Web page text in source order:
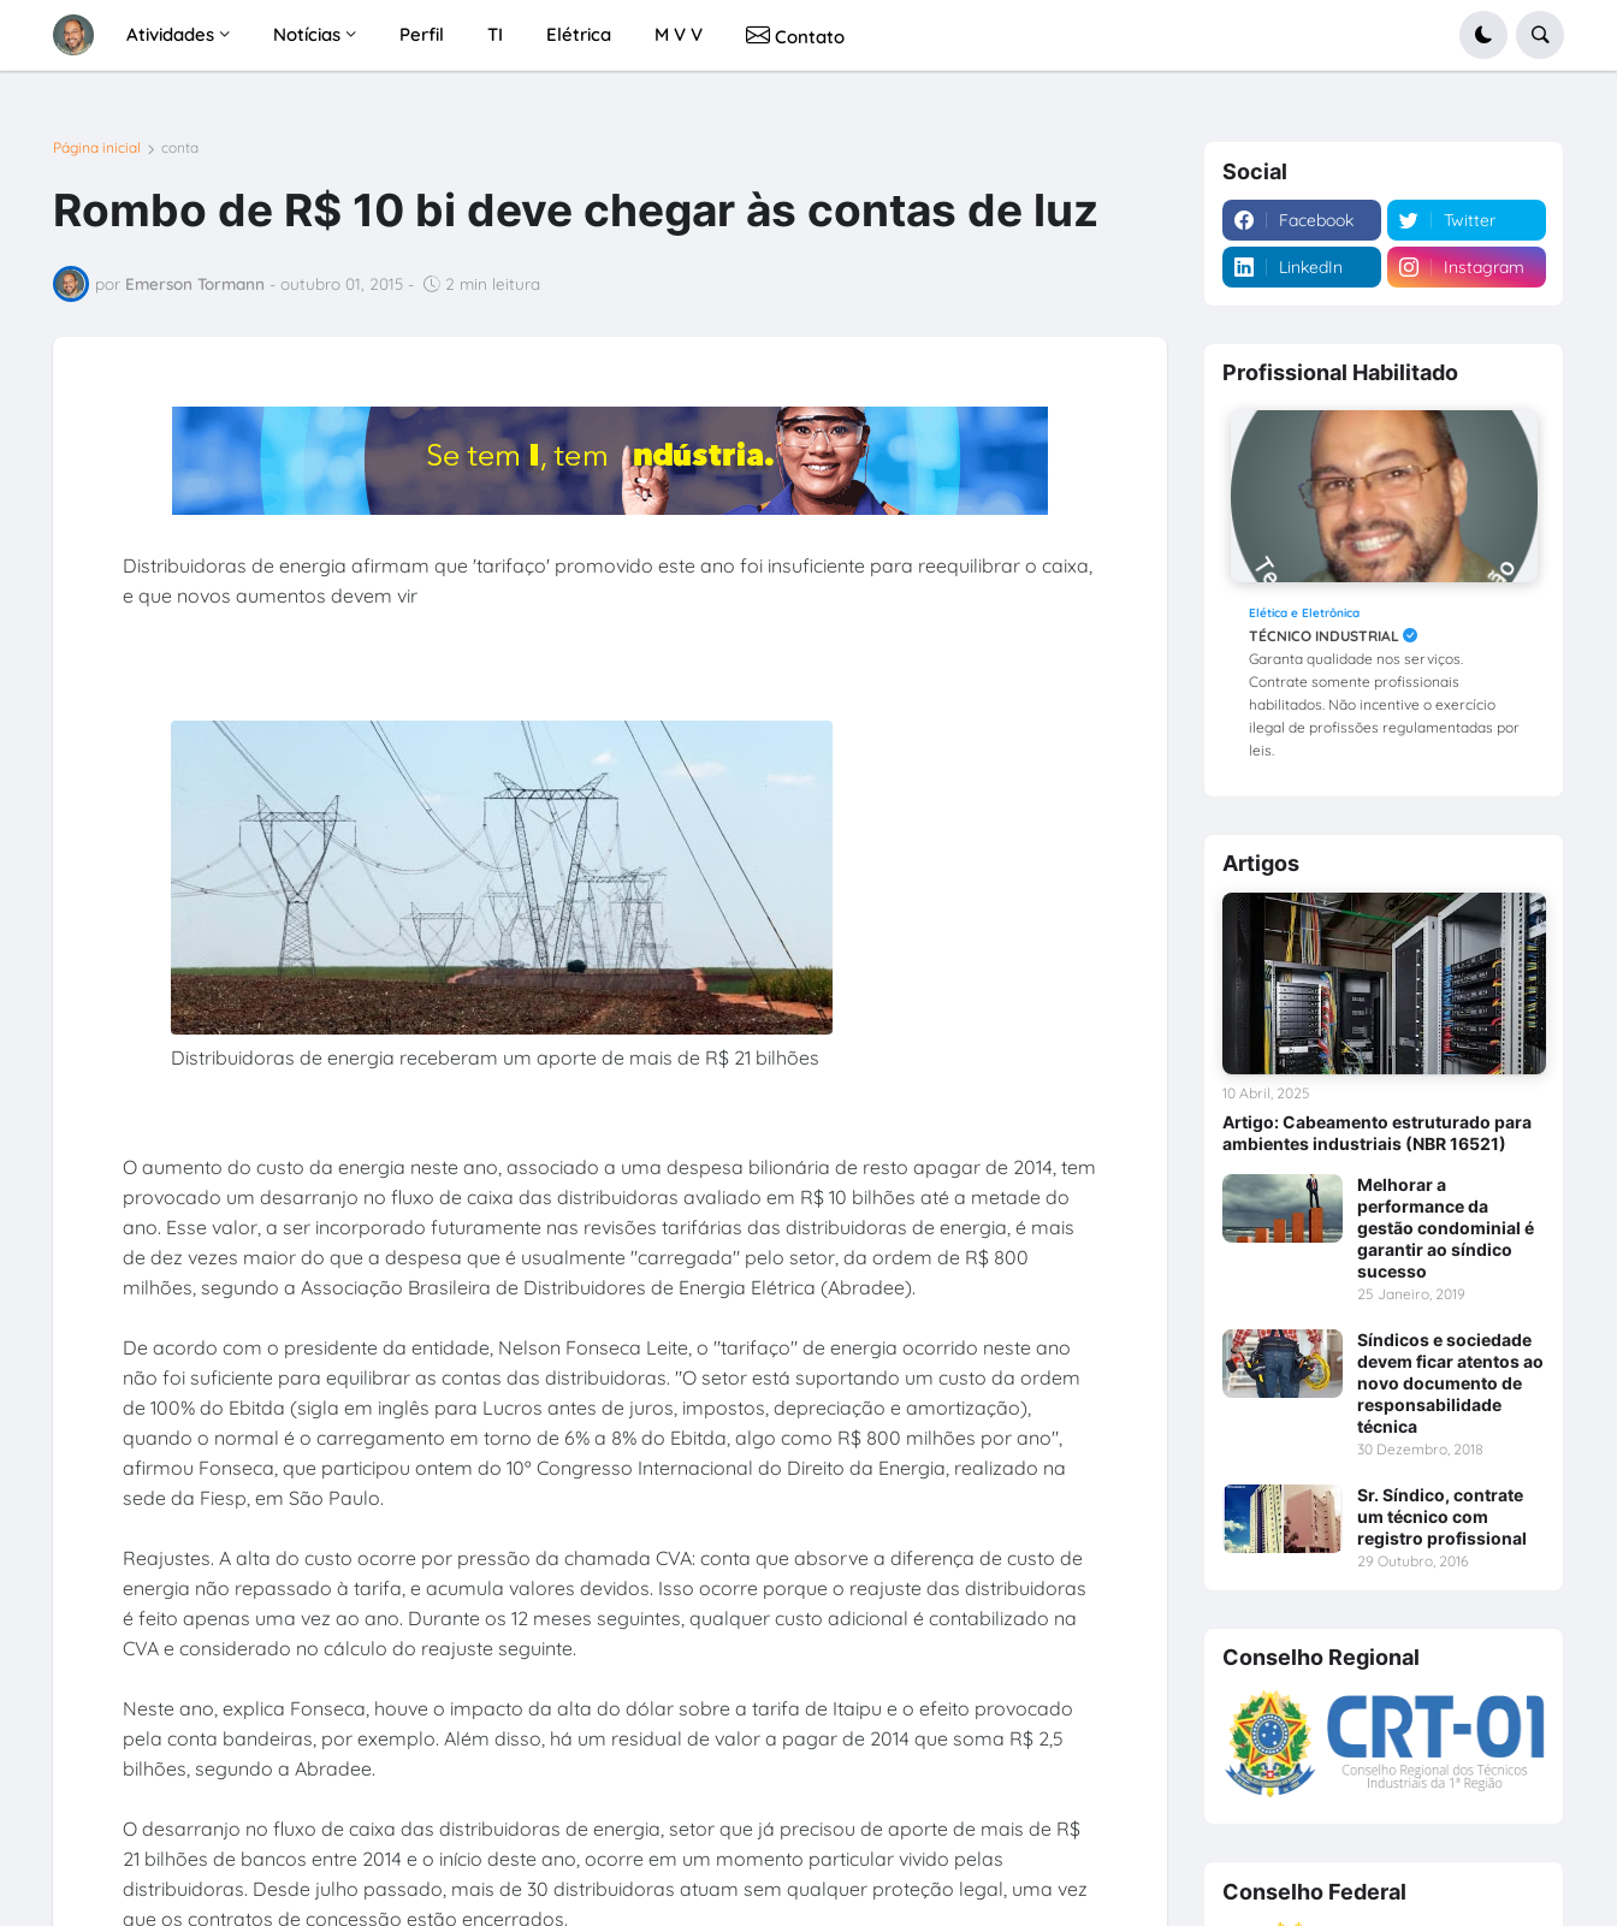
Atividades Notícias Perfil TI Elétrica M V V Contato
Página inicial conta
Rombo de R$ 10 bi deve chegar às contas de luz
por Emerson Tormann - outubro 01, 2015 - 2 min leitura
Distribuidoras de energia afirmam que 'tarifaço' promovido este ano foi insuficiente para reequilibrar o caixa,
e que novos aumentos devem vir
Distribuidoras de energia receberam um aporte de mais de R$ 21 bilhões
O aumento do custo da energia neste ano, associado a uma despesa bilionária de resto apagar de 2014, tem
provocado um desarranjo no fluxo de caixa das distribuidoras avaliado em R$ 10 bilhões até a metade do
ano. Esse valor, a ser incorporado futuramente nas revisões tarifárias das distribuidoras de energia, é mais
de dez vezes maior do que a despesa que é usualmente "carregada" pelo setor, da ordem de R$ 800
milhões, segundo a Associação Brasileira de Distribuidores de Energia Elétrica (Abradee).
De acordo com o presidente da entidade, Nelson Fonseca Leite, o "tarifaço" de energia ocorrido neste ano
não foi suficiente para equilibrar as contas das distribuidoras. "O setor está suportando um custo da ordem
de 100% do Ebitda (sigla em inglês para Lucros antes de juros, impostos, depreciação e amortização),
quando o normal é o carregamento em torno de 6% a 8% do Ebitda, algo como R$ 800 milhões por ano",
afirmou Fonseca, que participou ontem do 10º Congresso Internacional do Direito da Energia, realizado na
sede da Fiesp, em São Paulo.
Reajustes. A alta do custo ocorre por pressão da chamada CVA: conta que absorve a diferença de custo de
energia não repassado à tarifa, e acumula valores devidos. Isso ocorre porque o reajuste das distribuidoras
é feito apenas uma vez ao ano. Durante os 12 meses seguintes, qualquer custo adicional é contabilizado na
CVA e considerado no cálculo do reajuste seguinte.
Neste ano, explica Fonseca, houve o impacto da alta do dólar sobre a tarifa de Itaipu e o efeito provocado
pela conta bandeiras, por exemplo. Além disso, há um residual de valor a pagar de 2014 que soma R$ 2,5
bilhões, segundo a Abradee.
O desarranjo no fluxo de caixa das distribuidoras de energia, setor que já precisou de aporte de mais de R$
21 bilhões de bancos entre 2014 e o início deste ano, ocorre em um momento particular vivido pelas
distribuidoras. Desde julho passado, mais de 30 distribuidoras atuam sem qualquer proteção legal, uma vez
que os contratos de concessão estão encerrados.
Social
Facebook Twitter
LinkedIn Instagram
Profissional Habilitado
Elética e Eletrônica
TÉCNICO INDUSTRIAL
Garanta qualidade nos serviços.
Contrate somente profissionais
habilitados. Não incentive o exercício
ilegal de profissões regulamentadas por
leis.
Artigos
Artigo: Cabeamento estruturado para
ambientes industriais (NBR 16521)
10 Abril, 2025
Melhorar a
performance da
gestão condominial é
garantir ao síndico
sucesso
25 Janeiro, 2019
Síndicos e sociedade
devem ficar atentos ao
novo documento de
responsabilidade
técnica
30 Dezembro, 2018
Sr. Síndico, contrate
um técnico com
registro profissional
29 Outubro, 2016
Conselho Regional
Conselho Federal